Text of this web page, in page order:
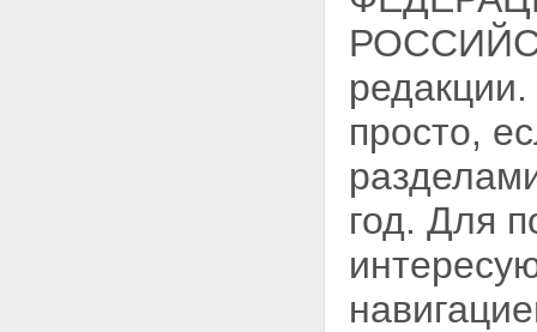
просто,
год. Для